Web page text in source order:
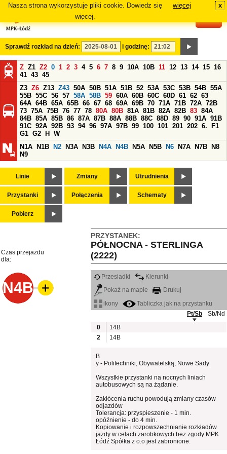
Nasza strona wykorzystuje pliki cookie. Dowiedz się
więcej.
więcej x
Sprawdź rozkład na dzień: i godzinę:
Z Z1 Z2 0 1 2 3 4 5 6 7 8 9 10A 10B 11 12 13 14 15 16
41 43 45
Z3 Z6 Z13 Z43 50A 50B 51A 51B 52 53A 53C 53B 54B 55A
55B 55C 56 57 58A 58B 59 60A 60B 60C 60D 61 62 63
64A 64B 65A 65B 66 67 68 69A 69B 70 71A 71B 72A 72B
73 75A 75B 76 77 78 80A 80B 81A 81B 82A 82B 83 84A
84B 85A 85B 86 87A 87B 88A 88B 88C 88D 89 90 91A 91B
91C 92A 92B 93 94 96 97A 97B 99 100 101 201 202 6.
F1
G1 G2 H
W
N1A
N1B N2 N3A N3B N4A N4B N5A N5B N6 N7A N7B
N8
N9
Linie Zmiany Utrudnienia
Przystanki Połączenia Schematy
Pobierz
PRZYSTANEK:
PÓŁNOCNA - STERLINGA
(2222)
Czas przejazdu
dla:
N4B
Przesiadki
Kierunki
Pokaż na mapie
Drukuj
ikony
Tabliczka jak na przystanku
Pt/Sb
Sb/Nd
0
14B
2
14B
B
y - Politechniki, Obywatelską, Nowe Sady
Wszystkie przystanki na nocnych liniach
autobusowych są na żądanie.
Zakłócenia ruchu powodują zmiany czasów
odjazdów
Tolerancja: przyspieszenie - 1 min.
opóźnienie - do 4 min.
Kopiowanie i rozpowszechnianie rozkładów
jazdy w celach zarobkowych bez zgody MPK
Łódź Spółka z o.o jest zabronione.